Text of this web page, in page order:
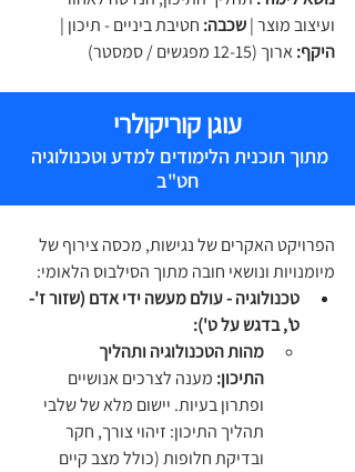
ועיצוב מוצר | שכבה: חטיבת ביניים - תיכון |
היקף: ארוך (12-15 מפגשים / סמסטר)
עוגן קוריקולרי
מתוך תוכנית הלימודים למדע וטכנולוגיה
חט"ב
הפרויקט האקרים של נגישות, מכסה צירוף של
מיומנויות ונושאי חובה מתוך הסילבוס הלאומי:
טכנולוגיה - עולם מעשה ידי אדם (שזור ז'-
ט', בדגש על ט'):
מהות הטכנולוגיה ותהליך
התיכון: מענה לצרכים אנושיים
ופתרון בעיות. יישום מלא של שלבי
תהליך התיכון: זיהוי צורך, חקר
ובדיקת חלופות (כולל מצב קיים